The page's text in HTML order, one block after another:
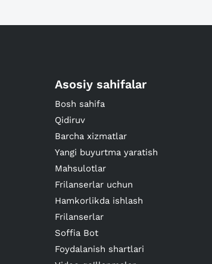
Asosiy sahifalar
Bosh sahifa
Qidiruv
Barcha xizmatlar
Yangi buyurtma yaratish
Mahsulotlar
Frilanserlar uchun
Hamkorlikda ishlash
Frilanserlar
Soffia Bot
Foydalanish shartlari